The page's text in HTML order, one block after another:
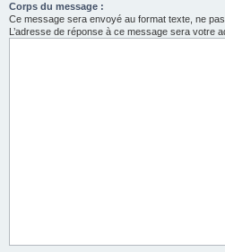
Corps du message :
Ce message sera envoyé au format texte, ne
L’adresse de réponse à ce message sera votre